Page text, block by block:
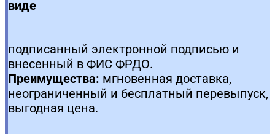
виде
подписанный электронной подписью и
внесенный в ФИС ФРДО.
Преимущества: мгновенная доставка,
неограниченный и бесплатный перевыпуск,
выгодная цена.